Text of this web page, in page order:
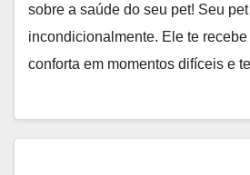
sobre a saúde do seu pet! Seu
incondicionalmente. Ele te
conforta em momentos difíceis e